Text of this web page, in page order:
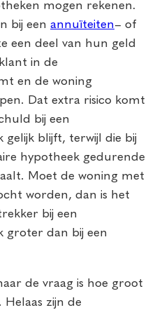
mogen rekenen.
bij een annuïteiten– of
een deel van hun geld
in de
en de woning
Dat extra risico komt
bij een
gelijk blijft, terwijl die bij
hypotheek gedurende
Moet de woning met
worden, dan is het
bij een
groter dan bij een
de vraag is hoe groot
zijn de